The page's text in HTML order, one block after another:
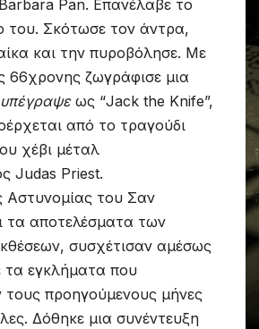
Pan. Επανέλαβε το
του. Σκότωσε τον άντρα,
και την πυροβόλησε. Με
66χρονης ζωγράφισε μια
υπέγραψεως “Jack the Knife”,
από το τραγούδι
χέβι μέταλ
Judas Priest.
Αστυνομίας του Σαν
τα αποτελέσματα των
συσχέτισαν αμέσως
τα εγκλήματα που
προηγούμενους μήνες
Δόθηκε μια συνέντευξη